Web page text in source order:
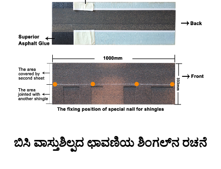
ಬಿಸಿ ವಾಸ್ತುಶಿಲ್ಪದ ಛಾವಣಿಯ ಶಿಂಗಲ್‌ನ ರಚನೆ